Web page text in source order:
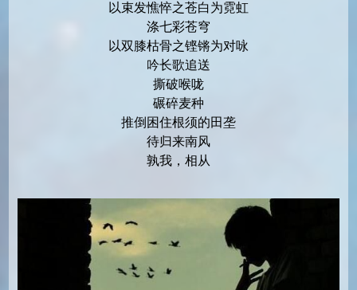
以束发憔悴之苍白为霓虹
涤七彩苍穹
以双膝枯骨之铿锵为对咏
吟长歌追送
撕破喉咙
碾碎麦种
推倒困住根须的田垄
待归来南风
孰我，相从